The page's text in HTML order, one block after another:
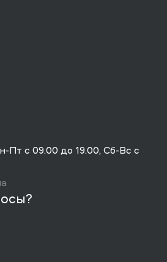
Пт с 09.00 до 19.00, Сб-Вс с